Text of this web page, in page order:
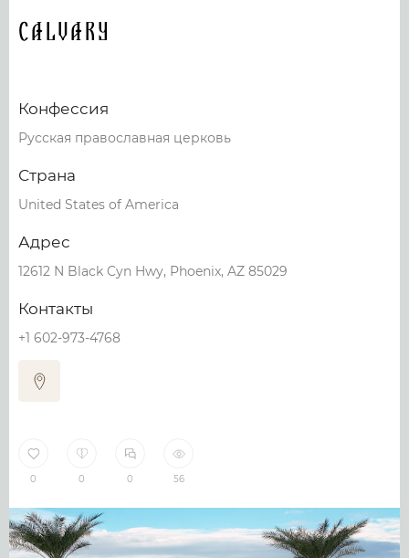
Calvary
Конфессия
Русская православная церковь
Страна
United States of America
Адрес
12612 N Black Cyn Hwy, Phoenix, AZ 85029
Контакты
+1 602-973-4768
0 0 0 56